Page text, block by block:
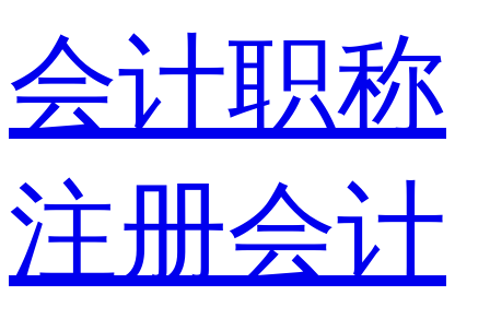
会计职称
注册会计